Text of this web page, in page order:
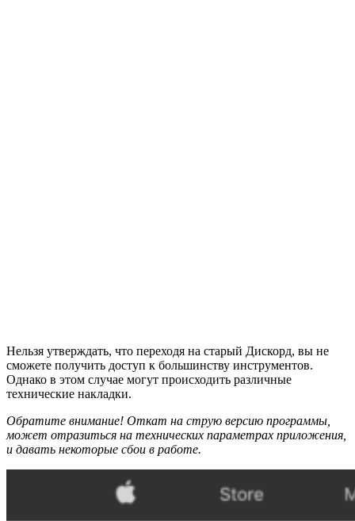
Нельзя утверждать, что переходя на старый Дискорд, вы не
сможете получить доступ к большинству инструментов.
Однако в этом случае могут происходить различные
технические накладки.
Обратите внимание! Откат на струю версию программы,
может отразиться на технических параметрах приложения,
и давать некоторые сбои в работе.